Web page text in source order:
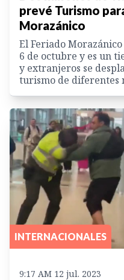
prevé Turismo
Morazánico
El Feriado
6 de octubre y es un
y extranjeros se
turismo de diferentes
INTERNACIONALES
9:17 AM 12 jul. 2023